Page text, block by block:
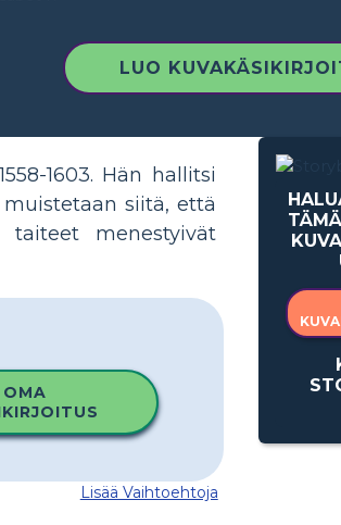
LUO
1603. Hän hallitsi
siitä, että
taiteet menestyivät
OMA
Lisää Vaihtoehtoja